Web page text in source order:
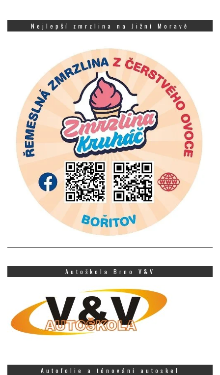
Nejlepší zmrzlina na Jižní Moravě
Autoškola Brno V&V
Autofolie a tónování autoskel